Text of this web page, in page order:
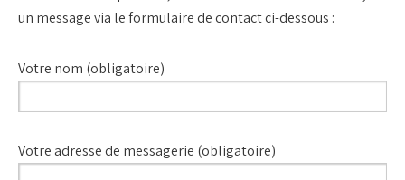
un message via le formulaire de contact ci-dessous :
Votre nom (obligatoire)
Votre adresse de messagerie (obligatoire)